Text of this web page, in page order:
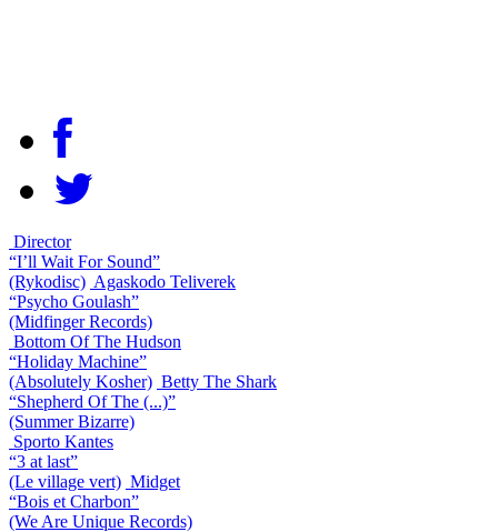
Director
“I’ll Wait For Sound”
(Rykodisc) Agaskodo Teliverek
“Psycho Goulash”
(Midfinger Records)
Bottom Of The Hudson
“Holiday Machine”
(Absolutely Kosher) Betty The Shark
“Shepherd Of The (...)”
(Summer Bizarre)
Sporto Kantes
“3 at last”
(Le village vert) Midget
“Bois et Charbon”
(We Are Unique Records)